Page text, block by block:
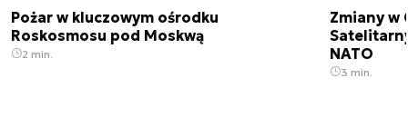
Pożar w kluczowym ośrodku
Roskosmosu pod Moskwą
2 min.
Zmiany w
NATO
3 min.